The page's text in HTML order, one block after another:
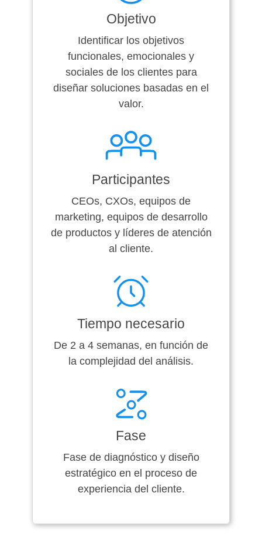
Objetivo
Identificar los objetivos
funcionales, emocionales y
sociales de los clientes para
diseñar soluciones basadas en el
valor.
Participantes
CEOs, CXOs, equipos de
marketing, equipos de desarrollo
de productos y líderes de atención
al cliente.
Tiempo necesario
De 2 a 4 semanas, en función de
la complejidad del análisis.
Fase
Fase de diagnóstico y diseño
estratégico en el proceso de
experiencia del cliente.